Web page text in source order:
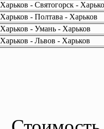
Харьков - Святогорск -
Харьков - Полтава - Харьков
Харьков - Умань - Харьков
Харьков - Львов - Харьков